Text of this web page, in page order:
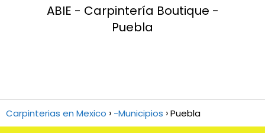
ABIE - Carpintería Boutique -
Puebla
Carpinterias en Mexico -Municipios Puebla